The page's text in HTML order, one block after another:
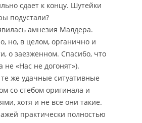
сдает к концу. Шутейки
подустали?
амнезия Малдера.
но, в целом, органично и
о заезженном. Спасибо, что
не «Нас не догонят»).
же удачные ситуативные
со стебом оригинала и
хотя и не все они такие.
практически полностью